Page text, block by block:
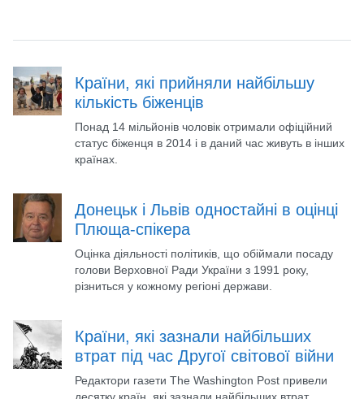
Країни, які прийняли найбільшу
кількість біженців
Понад 14 мільйонів чоловік отримали офіційний
статус біженця в 2014 і в даний час живуть в інших
країнах.
Донецьк і Львів одностайні в оцінці
Плюща-спікера
Оцінка діяльності політиків, що обіймали посаду
голови Верховної Ради України з 1991 року,
різниться у кожному регіоні держави.
Країни, які зазнали найбільших
втрат під час Другої світової війни
Редактори газети The Washington Post привели